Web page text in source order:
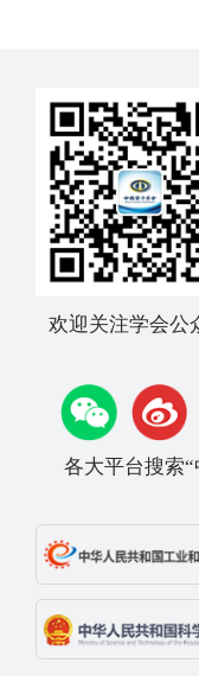
欢迎关注学会公
各大平台搜索